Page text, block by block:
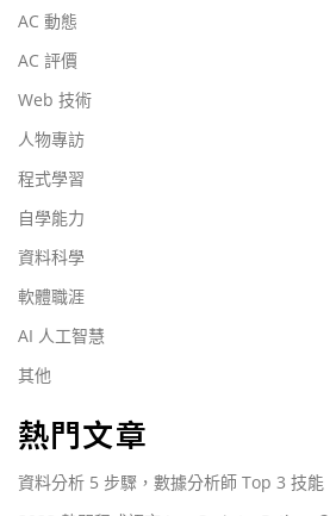
AC 動態
AC 評價
Web 技術
人物專訪
程式學習
自學能力
資料科學
軟體職涯
AI 人工智慧
其他
熱門文章
資料分析 5 步驟，數據分析師 Top 3 技能